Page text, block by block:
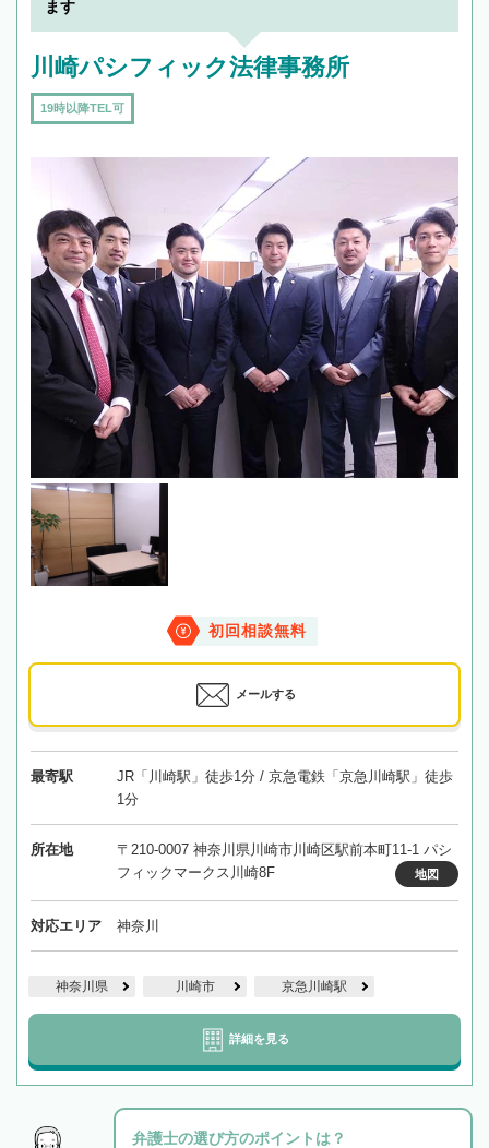
ます
川崎パシフィック法律事務所
19時以降TEL可
初回相談無料
メールする
最寄駅
JR「川崎駅」徒歩1分 / 京急電鉄「京急川崎駅」徒歩
1分
所在地
〒210-0007 神奈川県川崎市川崎区駅前本町11-1 パシ
フィックマークス川崎8F
地図
対応エリア 神奈川
神奈川県 川崎市 京急川崎駅
詳細を見る
弁護士の選び方のポイントは？